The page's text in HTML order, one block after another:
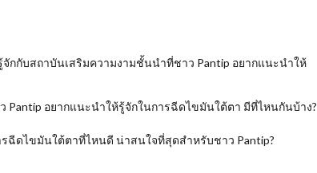
กกับสถาบันเสริมความงามชั้นนำที่ชาว Pantip อยากแนะนำให้
Pantip อยากแนะนำให้รู้จักในการฉีดไขมันใต้ตา มีที่ไหนกันบ้าง?
ฉีดไขมันใต้ตาที่ไหนดี น่าสนใจที่สุดสำหรับชาว Pantip?